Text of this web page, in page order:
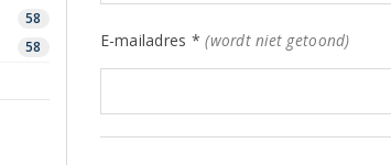
58
58 E-mailadres *(wordt niet getoond)